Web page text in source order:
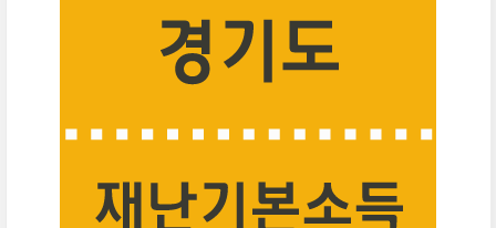
및 접수는 사회적 거리두기에 따른 접촉 최소화 및
감염예방을 위해 ▲온라인 접수 ▲읍면동 행정복
지센터 또는 지정금융기관 접수 ▲찾아가는 접수